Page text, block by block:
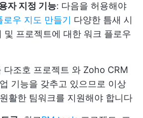
자 지정 기능: 다음을 허용해야
로우 지도 만들기 다양한 틈새 시
및 프로젝트에 대한 워크 플로우
다조호 프로젝트 와 Zoho CRM
기능을 갖추고 있으므로 이상
활한 팀워크를 지원해야 합니다